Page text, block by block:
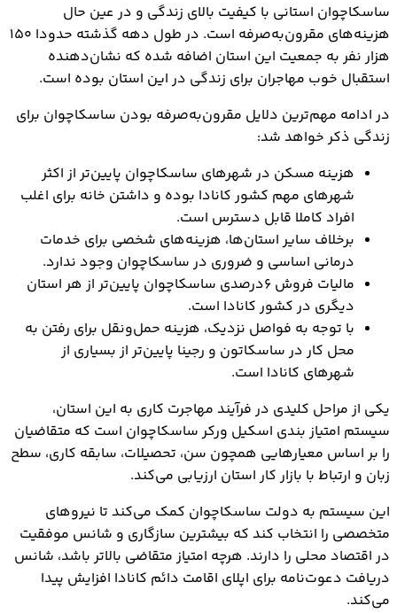
ساسکاچوان استانی با کیفیت بالای زندگی و در عین حال
هزینه‌های مقرون‌به‌صرفه است. در طول دهه گذشته حدودا ۱۵۰
هزار نفر به جمعیت این استان اضافه شده که نشان‌دهنده
استقبال خوب مهاجران برای زندگی در این استان بوده است.
در ادامه مهم‌ترین دلایل مقرون‌به‌صرفه بودن ساسکاچوان برای
زندگی ذکر خواهد شد:
هزینه مسکن در شهرهای ساسکاچوان پایین‌تر از اکثر
شهرهای مهم کشور کانادا بوده و داشتن خانه برای اغلب
افراد کاملا قابل دسترس است.
برخلاف سایر استان‌ها، هزینه‌های شخصی برای خدمات
درمانی اساسی و ضروری در ساسکاچوان وجود ندارد.
مالیات فروش ۶درصدی ساسکاچوان پایین‌تر از هر استان
دیگری در کشور کانادا است.
با توجه به فواصل نزدیک، هزینه حمل‌ونقل برای رفتن به
محل کار در ساسکاتون و رجینا پایین‌تر از بسیاری از
شهرهای کانادا است.
یکی از مراحل کلیدی در فرآیند مهاجرت کاری به این استان،
سیستم امتیاز بندی اسکیل ورکر ساسکاچوان است که متقاضیان
را بر اساس معیارهایی همچون سن، تحصیلات، سابقه کاری، سطح
زبان و ارتباط با بازار کار استان ارزیابی می‌کند.
این سیستم به دولت ساسکاچوان کمک می‌کند تا نیروهای
متخصصی را انتخاب کند که بیشترین سازگاری و شانس موفقیت
در اقتصاد محلی را دارند. هرچه امتیاز متقاضی بالاتر باشد، شانس
دریافت دعوت‌نامه برای اپلای اقامت دائم کانادا افزایش پیدا
می‌کند.